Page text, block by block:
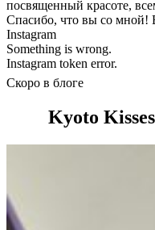
посвященный красоте,
Спасибо, что вы со мной!
Instagram
Something is wrong.
Instagram token error.
Скоро в блоге
Kyoto